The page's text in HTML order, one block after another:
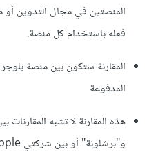
المنصتين في مجال التدوين أو
فعله باستخدام كل منصة.
المدفوعة
هذه المقارنة لا تشبه